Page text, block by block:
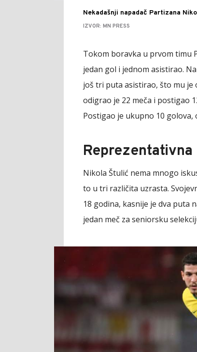
Nekadašnji napadač Partizana
IZVOR: MN PRESS
Tokom boravka u prvom timu
jedan gol i jednom asistirao.
još tri puta asistirao, što mu je
odigrao je 22 meča i postigao
Postigao je ukupno 10 golova,
Nikola Štulić nema mnogo
to u tri različita uzrasta.
18 godina, kasnije je dva puta
jedan meč za seniorsku